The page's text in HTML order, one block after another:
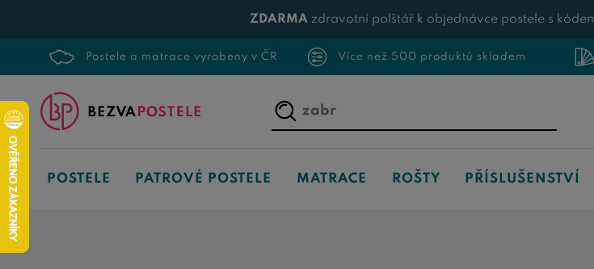
ZDARMA zdravotní polštář k objednávce postele s
Postele a matrace vyrobeny v ČR Více než 500 produktů skladem
Napište,
co
hledáte...
POSTELE PATROVÉ POSTELE MATRACE ROŠTY PŘÍSLUŠENSTVÍ